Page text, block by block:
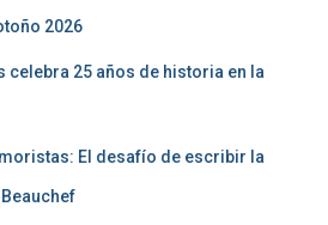
2026
celebra 25 años de historia en la
El desafío de escribir la